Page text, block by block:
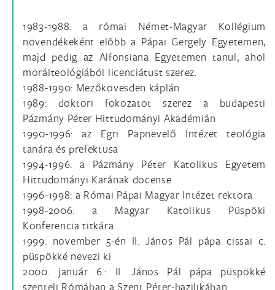
1983-1988: a római Német-Magyar Kollégium
növendékeként előbb a Pápai Gergely Egyetemen,
majd pedig az Alfonsiana Egyetemen tanul, ahol
morálteológiából licenciátust szerez.
1988-1990: Mezőkövesden káplán
1989: doktori fokozatot szerez a budapesti
Pázmány Péter Hittudományi Akadémián
1990-1996: az Egri Papnevelő Intézet teológia
tanára és prefektusa
1994-1996: a Pázmány Péter Katolikus Egyetem
Hittudományi Karának docense
1996-1998: a Római Pápai Magyar Intézet rektora
1998-2006: a Magyar Katolikus Püspöki
Konferencia titkára
1999. november 5-én II. János Pál pápa cissai c.
püspökké nevezi ki
2000. január 6.: II. János Pál pápa püspökké
szenteli Rómában a Szent Péter-bazilikában.